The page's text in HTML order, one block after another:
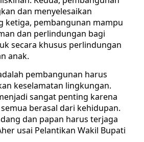
dan menyelesaikan
ketiga, pembangunan mampu
dan perlindungan bagi
secara khusus perlindungan
anak.
pembangunan harus
keselamatan lingkungan.
sangat penting karena
berasal dari kehidupan.
dan papan harus terjaga
usai Pelantikan Wakil Bupati